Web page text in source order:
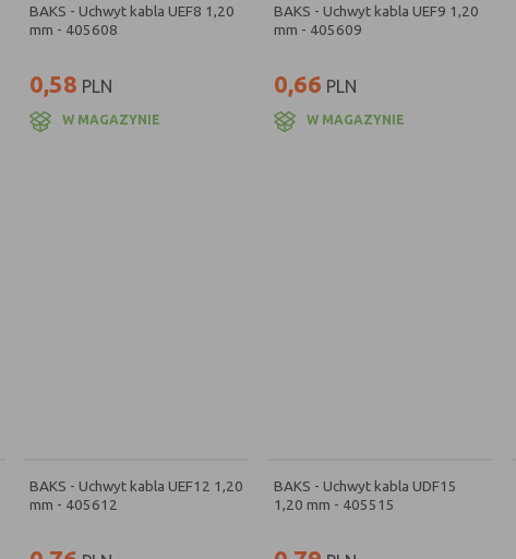
BAKS - Uchwyt kabla UEF8 1,20
mm - 405608
0,58 PLN
W MAGAZYNIE
BAKS - Uchwyt kabla UEF9 1,20
mm - 405609
0,66 PLN
W MAGAZYNIE
BAKS - Uchwyt kabla UEF12 1,20
mm - 405612
BAKS - Uchwyt kabla UDF15
1,20 mm - 405515